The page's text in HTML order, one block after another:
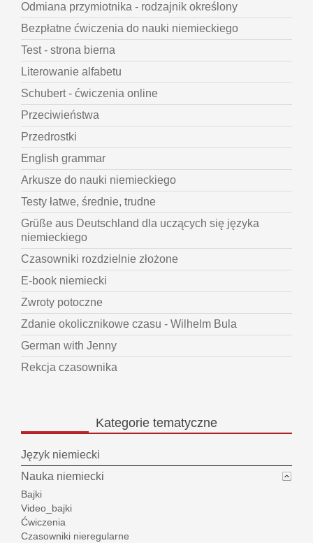
Odmiana przymiotnika - rodzajnik określony
Bezpłatne ćwiczenia do nauki niemieckiego
Test - strona bierna
Literowanie alfabetu
Schubert - ćwiczenia online
Przeciwieństwa
Przedrostki
English grammar
Arkusze do nauki niemieckiego
Testy łatwe, średnie, trudne
Grüße aus Deutschland dla uczących się języka
niemieckiego
Czasowniki rozdzielnie złożone
E-book niemiecki
Zwroty potoczne
Zdanie okolicznikowe czasu - Wilhelm Bula
German with Jenny
Rekcja czasownika
Kategorie tematyczne
Język niemiecki
Nauka niemiecki
Bajki
Video_bajki
Ćwiczenia
Czasowniki nieregularne